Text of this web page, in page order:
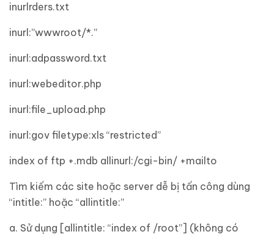
inurl rders.txt
inurl:”wwwroot/*.”
inurl:adpassword.txt
inurl:webeditor.php
inurl:file_upload.php
inurl:gov filetype:xls “restricted”
index of ftp +.mdb allinurl:/cgi-bin/ +mailto
Tìm kiếm các site hoặc server dễ bị tấn công dùng
“intitle:” hoặc “allintitle:”
a. Sử dụng [allintitle: “index of /root”] (không có